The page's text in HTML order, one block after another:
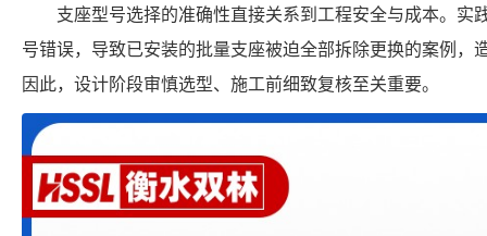
支座型号选择的准确性直接关系到工程安全与成本。实
号错误，导致已安装的批量支座被迫全部拆除更换的案例，
因此，设计阶段审慎选型、施工前细致复核至关重要。